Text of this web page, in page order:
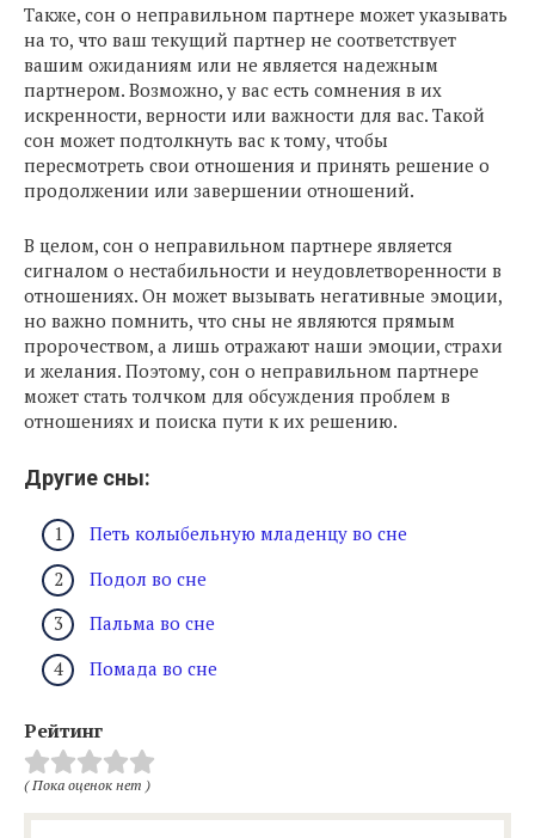
Также, сон о неправильном партнере может указывать
на то, что ваш текущий партнер не соответствует
вашим ожиданиям или не является надежным
партнером. Возможно, у вас есть сомнения в их
искренности, верности или важности для вас. Такой
сон может подтолкнуть вас к тому, чтобы
пересмотреть свои отношения и принять решение о
продолжении или завершении отношений.
В целом, сон о неправильном партнере является
сигналом о нестабильности и неудовлетворенности в
отношениях. Он может вызывать негативные эмоции,
но важно помнить, что сны не являются прямым
пророчеством, а лишь отражают наши эмоции, страхи
и желания. Поэтому, сон о неправильном партнере
может стать толчком для обсуждения проблем в
отношениях и поиска пути к их решению.
Другие сны:
Петь колыбельную младенцу во сне
Подол во сне
Пальма во сне
Помада во сне
Рейтинг
( Пока оценок нет )